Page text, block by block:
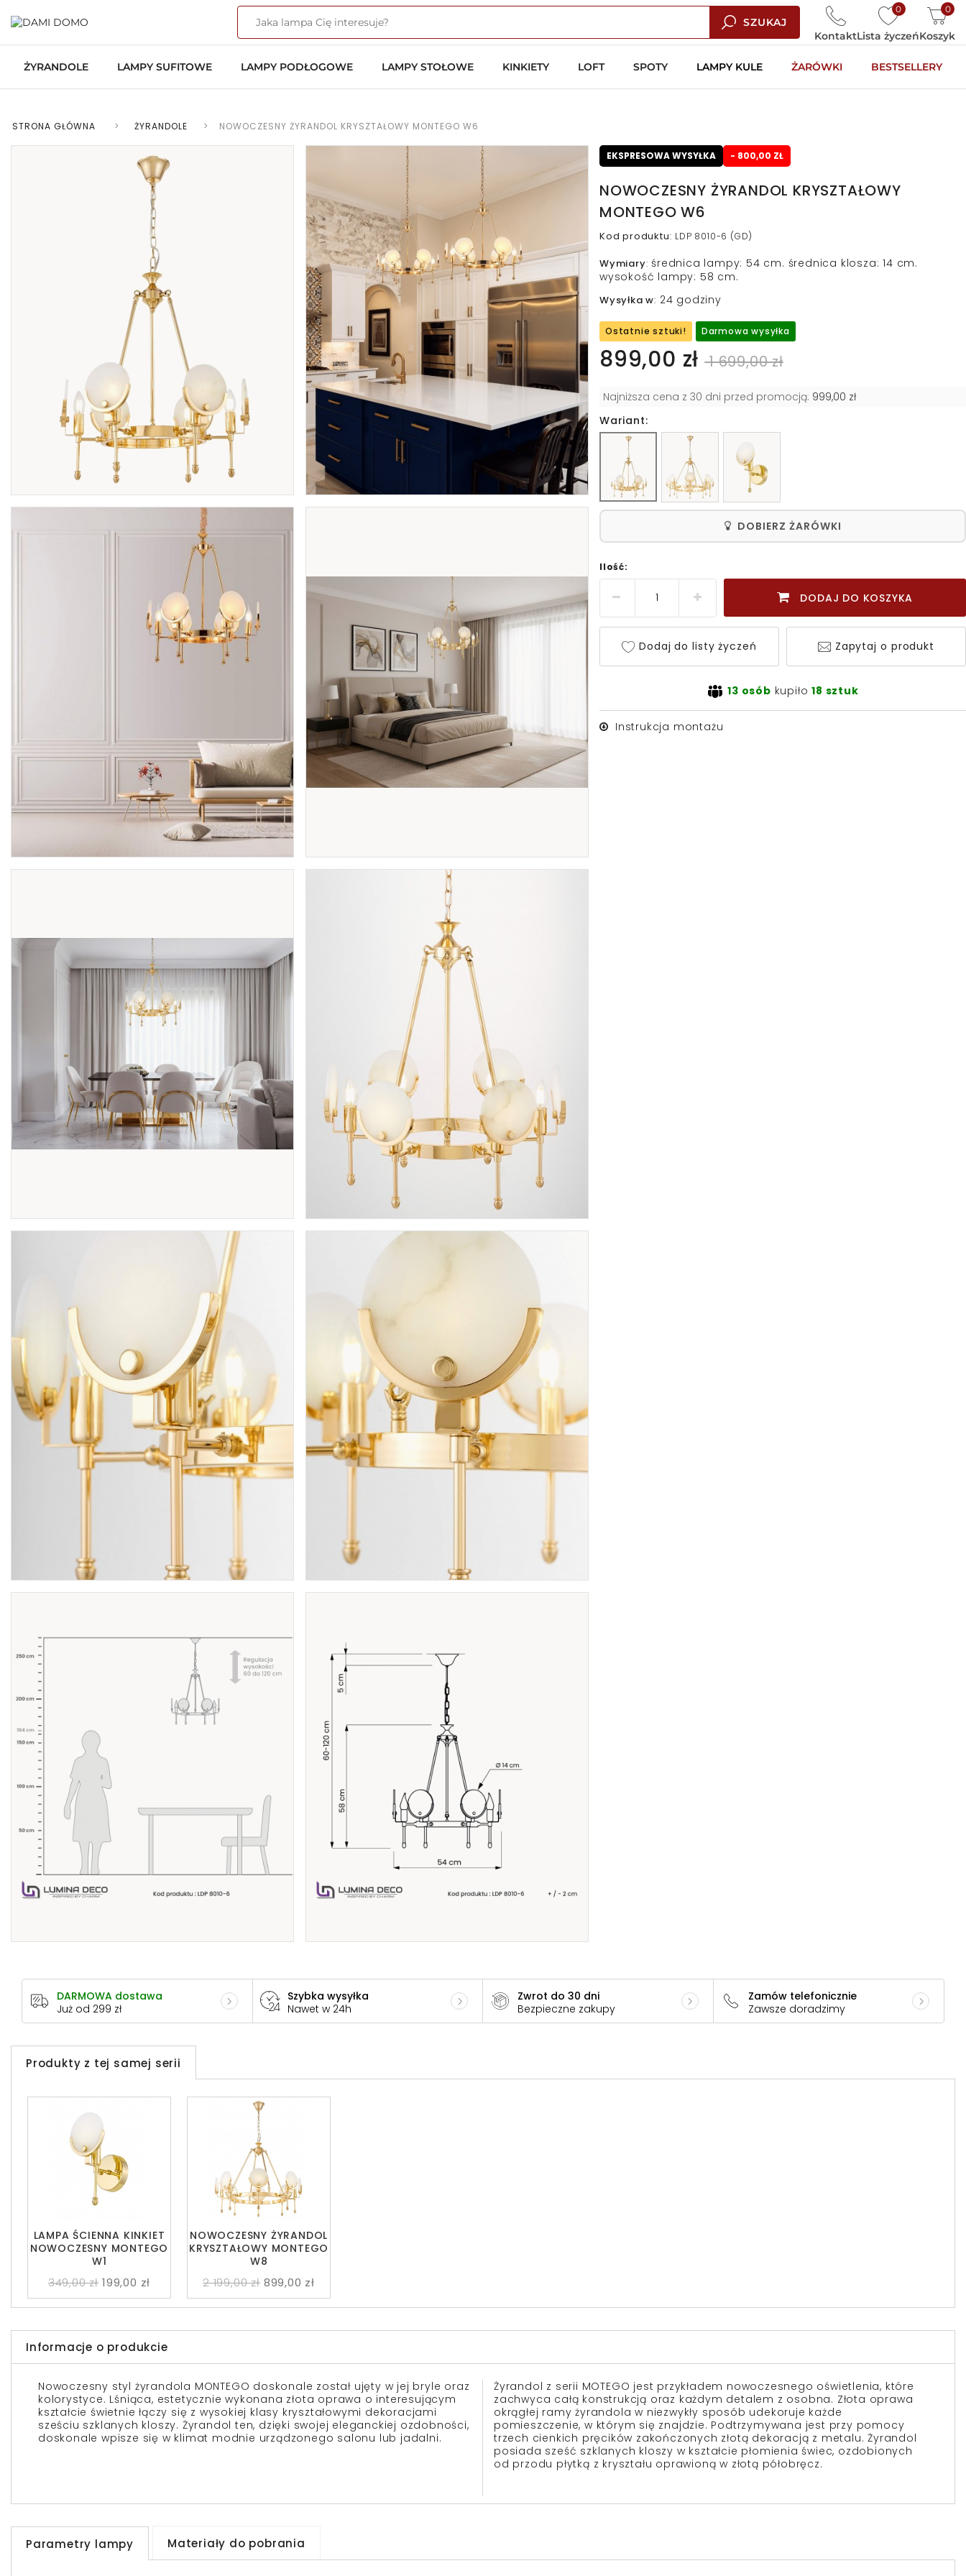
SZUKAJ
0
Lista życzeń
0
Koszyk
Kontakt
ŻYRANDOLE LAMPY SUFITOWE LAMPY PODŁOGOWE LAMPY STOŁOWE KINKIETY LOFT SPOTY LAMPY KULE ŻARÓWKI BESTSELLERY
STRONA GŁÓWNA > ŻYRANDOLE > NOWOCZESNY ŻYRANDOL KRYSZTAŁOWY MONTEGO W6
EKSPRESOWA WYSYŁKA - 800,00 ZŁ
NOWOCZESNY ŻYRANDOL KRYSZTAŁOWY
MONTEGO W6
Kod produktu: LDP 8010-6 (GD)
Wymiary: średnica lampy: 54 cm. średnica klosza: 14 cm.
wysokość lampy: 58 cm.
Wysyłka w: 24 godziny
Ostatnie sztuki! Darmowa wysyłka
899,00 zł 1 699,00 zł
Najniższa cena z 30 dni przed promocją: 999,00 zł
Wariant:
DOBIERZ ŻARÓWKI
Ilość:
DODAJ DO KOSZYKA
Dodaj do listy życzeń Zapytaj o produkt
13 osób kupiło18 sztuk
Instrukcja montażu
DARMOWA dostawa
Już od 299 zł
Szybka wysyłka
Nawet w 24h
Zwrot do 30 dni
Bezpieczne zakupy
Zamów telefonicznie
Zawsze doradzimy
Produkty z tej samej serii
NOWOCZESNY ŻYRANDOL
KRYSZTAŁOWY MONTEGO
W8
2 199,00 zł 899,00 zł
LAMPA ŚCIENNA KINKIET
NOWOCZESNY MONTEGO
W1
349,00 zł 199,00 zł
Informacje o produkcie
Nowoczesny styl żyrandola MONTEGO doskonale został ujęty w jej bryle oraz
kolorystyce. Lśniąca, estetycznie wykonana złota oprawa o interesującym
kształcie świetnie łączy się z wysokiej klasy kryształowymi dekoracjami
sześciu szklanych kloszy. Żyrandol ten, dzięki swojej eleganckiej ozdobności,
doskonale wpisze się w klimat modnie urządzonego salonu lub jadalni.
Żyrandol z serii MOTEGO jest przykładem nowoczesnego oświetlenia, które
zachwyca całą konstrukcją oraz każdym detalem z osobna. Złota oprawa
okrągłej ramy żyrandola w niezwykły sposób udekoruje każde
pomieszczenie, w którym się znajdzie. Podtrzymywana jest przy pomocy
trzech cienkich pręcików zakończonych złotą dekoracją z metalu. Żyrandol
posiada sześć szklanych kloszy w kształcie płomienia świec, ozdobionych
od przodu płytką z kryształu oprawioną w złotą półobręcz.
Parametry lampy Materiały do pobrania